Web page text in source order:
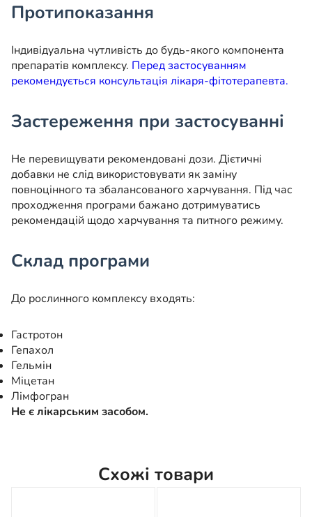
Протипоказання
Індивідуальна чутливість до будь-якого компонента
препаратів комплексу. Перед застосуванням
рекомендується консультація лікаря-фітотерапевта.
Застереження при застосуванні
Не перевищувати рекомендовані дози. Дієтичні
добавки не слід використовувати як заміну
повноцінного та збалансованого харчування. Під час
проходження програми бажано дотримуватись
рекомендацій щодо харчування та питного режиму.
Склад програми
До рослинного комплексу входять:
Гастротон
Гепахол
Гельмін
Міцетан
Лімфогран
Не є лікарським засобом.
Схожі товари